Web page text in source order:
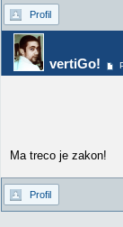
Profil
vertiGo!
Ma treco je zakon!
Profil